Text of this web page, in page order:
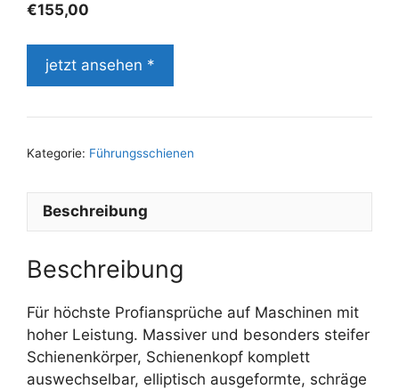
€155,00
jetzt ansehen *
Kategorie: Führungsschienen
Beschreibung
Beschreibung
Für höchste Profiansprüche auf Maschinen mit
hoher Leistung. Massiver und besonders steifer
Schienenkörper, Schienenkopf komplett
auswechselbar, elliptisch ausgeformte, schräge